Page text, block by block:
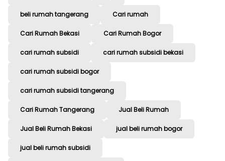
beli rumah tangerang Cari rumah
Cari Rumah Bekasi Cari Rumah Bogor
cari rumah subsidi cari rumah subsidi bekasi
cari rumah subsidi bogor
cari rumah subsidi tangerang
Cari Rumah Tangerang Jual Beli Rumah
Jual Beli Rumah Bekasi jual beli rumah bogor
jual beli rumah subsidi